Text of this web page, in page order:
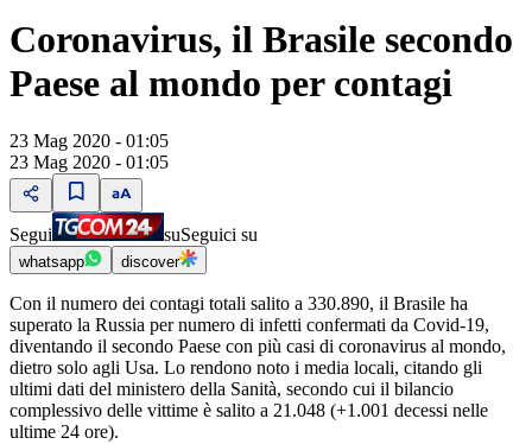
Coronavirus, il Brasile secondo
Paese al mondo per contagi
23 Mag 2020 - 01:05
23 Mag 2020 - 01:05
Segui suSeguici su
whatsapp discover
Con il numero dei contagi totali salito a 330.890, il Brasile ha
superato la Russia per numero di infetti confermati da Covid-19,
diventando il secondo Paese con più casi di coronavirus al mondo,
dietro solo agli Usa. Lo rendono noto i media locali, citando gli
ultimi dati del ministero della Sanità, secondo cui il bilancio
complessivo delle vittime è salito a 21.048 (+1.001 decessi nelle
ultime 24 ore).